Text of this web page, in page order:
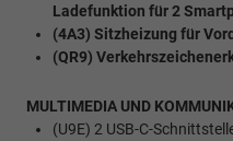
Ladefunktion für 2
(4A3) Sitzheizung für
(QR9)
MULTIMEDIA UND
(U9E) 2 USB-C-